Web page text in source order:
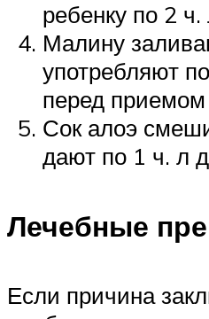
ребенку по 2
Малину
употребляют
перед
Сок алоэ
дают по 1 ч. л
Лечебные
Если причина